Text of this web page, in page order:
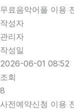
무료음악어플 이용
작성자
관리자
작성일
2026-06-01 08:52
조회
8
사전예약신청 이용